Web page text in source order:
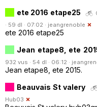
ete 2016 etape25
· 59 dl · 07:02 · jeangrenoble
ete 2016 etape25
Jean etape8, ete
932 vus · 54 dl · 06:12 ·
Jean etape8, ete 2015.
Beauvais St valery
Hub03